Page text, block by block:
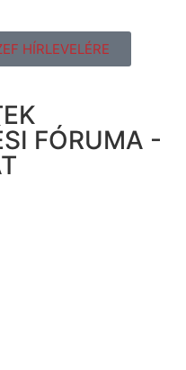
HÍRLEVELÉRE
FÓRUMA -